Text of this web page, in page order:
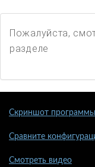
Пожалуйста,
разделе
Скриншот программы
Сравните
Смотреть видео